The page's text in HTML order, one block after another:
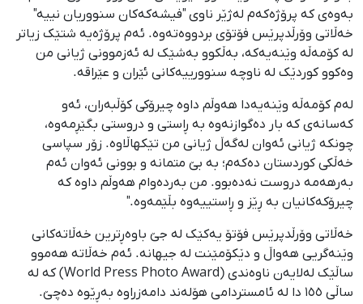
بەوەی کە پرۆژەکەم لەژێر ناوی "فیشەکەکان سنووریان نییە"
خەڵاتی وۆرڵدپرێس فۆتۆی بردووەتەوە. ئەم پرۆژەیە شتێک زیاتر
لە کۆمەڵە وێنەیەکە، بەڵکوو بەشێک لە ئەزموونی ژیانی من
وەکوو کوردێک لە ناوچە سنوورییەکانی ئێران و عێراقە.
لەم کۆمەڵە وێنەیەدا هەوڵم داوە چیرۆکی کۆڵبەران، ئەو
کەسانەی کە بار دەگوازنەوە بە ڕاستی و دروستی بگێڕمەوە،
چونکە ژیانی ئەوان لەگەڵ ژیانی من تێکهاڵاوە. زۆر سپاسی
خەڵکی کوردستان دەکەم؛ بە بێ متمانە و بوونی ئەوان ئەم
بەرهەمە دروست نەدەبوو. من بەردەوام هەوڵم داوە کە
چیرۆکەکانیان بە ڕێز و ڕاستییەوە بڵێمەوە."
خەڵاتی وۆرڵدپرێس فۆتۆ یەکێک لە جێ باوەڕترین خەڵاتەکانی
وێنەگریی هەواڵ و دێکۆمێنت لە جیهانە. ئەم خەڵاتە هەموو
ساڵێک لەلایەن ناوەندی (World Press Photo Award) کە لە
ساڵی ١٥٥ دا لە ئامستردامی هۆلەند دامەزراوە بەڕێوە دەچێ.